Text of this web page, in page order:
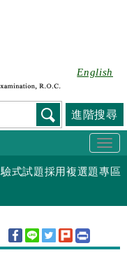
English
進階搜尋
式試題採用複選題專區